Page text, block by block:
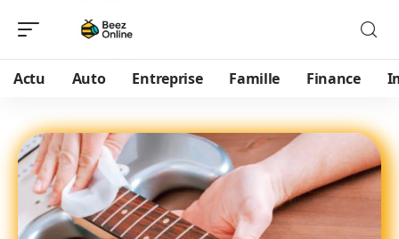
Actu Auto Entreprise Famille Finance